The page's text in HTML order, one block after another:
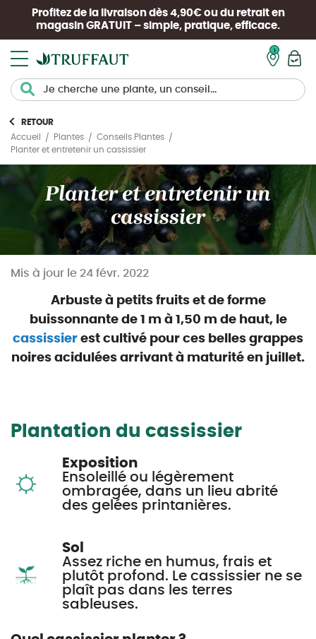
Profitez de la livraison dès 4,90€ ou du retrait en
magasin GRATUIT – simple, pratique, efficace.
RETOUR
Accueil
Plantes
Conseils Plantes
Planter et entretenir un cassissier
Planter et entretenir un
cassissier
Mis à jour le 24 févr. 2022
Arbuste à petits fruits et de forme
buissonnante de 1 m à 1,50 m de haut, le
cassissier est cultivé pour ces belles grappes
noires acidulées arrivant à maturité en juillet.
Plantation du cassissier
Exposition
Ensoleillé ou légèrement
ombragée, dans un lieu abrité
des gelées printanières.
Sol
Assez riche en humus, frais et
plutôt profond. Le cassissier ne se
plaît pas dans les terres
sableuses.